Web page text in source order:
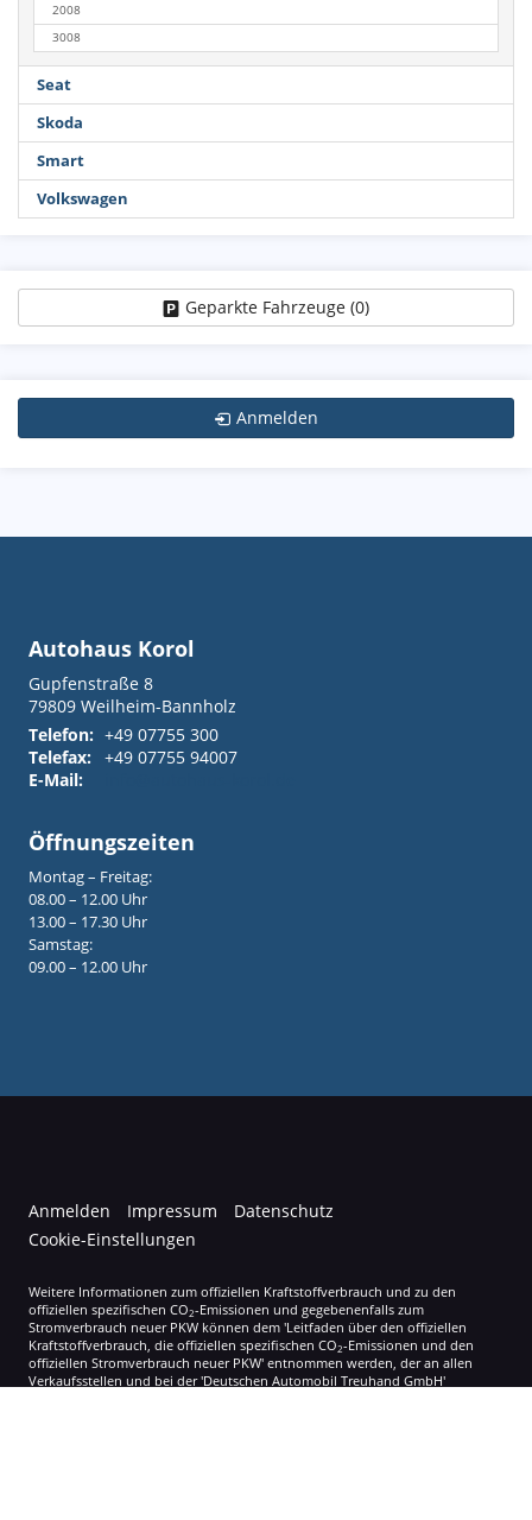
2008
3008
Seat
Skoda
Smart
Volkswagen
Geparkte Fahrzeuge (0)
Anmelden
Autohaus Korol
Gupfenstraße 8
79809 Weilheim-Bannholz
Telefon: +49 07755 300
Telefax: +49 07755 94007
E-Mail:
Öffnungszeiten
Montag – Freitag:
08.00 – 12.00 Uhr
13.00 – 17.30 Uhr
Samstag:
09.00 – 12.00 Uhr
Anmelden Impressum
Datenschutz
Cookie-Einstellungen
Weitere Informationen zum offiziellen Kraftstoffverbrauch und zu den
offiziellen spezifischen CO2-Emissionen und gegebenenfalls zum
Stromverbrauch neuer PKW können dem 'Leitfaden über den offiziellen
Kraftstoffverbrauch, die offiziellen spezifischen CO2-Emissionen und den
offiziellen Stromverbrauch neuer PKW' entnommen werden, der an allen
Verkaufsstellen und bei der 'Deutschen Automobil Treuhand GmbH'